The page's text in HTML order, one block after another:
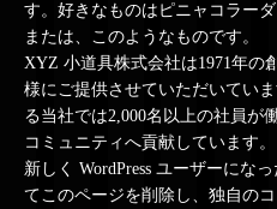
す。好きなものはピニャコラー
または、このようなものです。
XYZ 小道具株式会社は1971年の
様にご提供させていただいてい
る当社では2,000名以上の社員が
コミュニティへ貢献しています。
新しく WordPress ユーザーになっ
てこのページを削除し、独自の